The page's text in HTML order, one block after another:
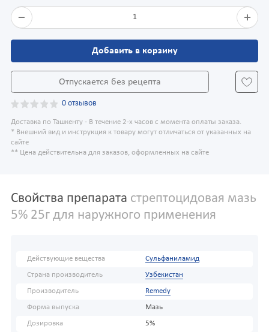
1
Добавить в корзину
Отпускается без рецепта
0 отзывов
Доставка по Ташкенту - В течение 2-х часов с момента оплаты заказа.
* Внешний вид и инструкция к товару могут отличаться от указанных на
сайте
** Цена действительна для заказов, оформленных на сайте
Свойства препарата стрептоцидовая мазь
5% 25г для наружного применения
Действующие вещества Сульфаниламид
Страна производитель Узбекистан
Производитель Remedy
Форма выпуска Мазь
Дозировка 5%